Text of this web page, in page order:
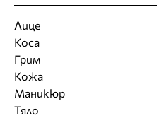
Лице
Коса
Грим
Кожа
Маникюр
Тяло